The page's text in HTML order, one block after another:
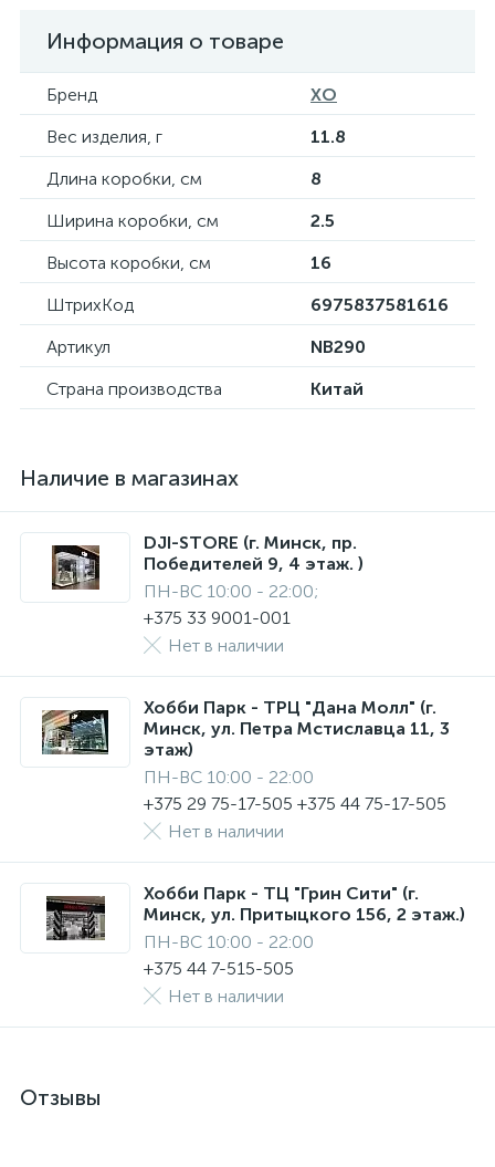
Информация о товаре
Бренд
XO
Вес изделия, г
11.8
Длина коробки, см
8
Ширина коробки, см
2.5
Высота коробки, см
16
ШтрихКод
6975837581616
Артикул
NB290
Страна производства
Китай
Наличие в магазинах
DJI-STORE (г. Минск, пр.
Победителей 9, 4 этаж. )
ПН-ВС 10:00 - 22:00;
+375 33 9001-001
Нет в наличии
Хобби Парк - ТРЦ "Дана Молл" (г.
Минск, ул. Петра Мстиславца 11, 3
этаж)
ПН-ВС 10:00 - 22:00
+375 29 75-17-505 +375 44 75-17-505
Нет в наличии
Хобби Парк - ТЦ "Грин Сити" (г.
Минск, ул. Притыцкого 156, 2 этаж.)
ПН-ВС 10:00 - 22:00
+375 44 7-515-505
Нет в наличии
Отзывы